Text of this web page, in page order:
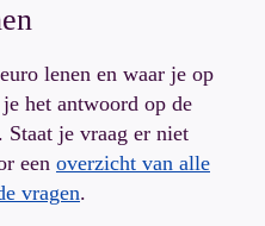
lenen en waar je op
het antwoord op de
Staat je vraag er niet
een overzicht van alle
vragen.